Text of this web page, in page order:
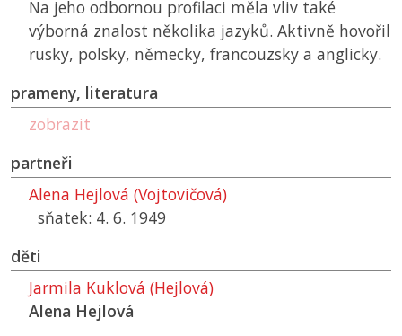
Na jeho odbornou profilaci měla vliv také
výborná znalost několika jazyků. Aktivně hovořil
rusky, polsky, německy, francouzsky a anglicky.
prameny, literatura
zobrazit
partneři
Alena Hejlová (Vojtovičová)
sňatek: 4. 6. 1949
děti
Jarmila Kuklová (Hejlová)
Alena Hejlová